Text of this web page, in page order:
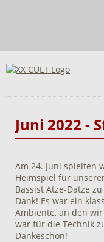
Juni 2022 -
Am 24. Juni spielten
Heimspiel für
Bassist Atze-Datze
Dank! Es war ein
Ambiente, an den
war für die Technik
Dankeschön!